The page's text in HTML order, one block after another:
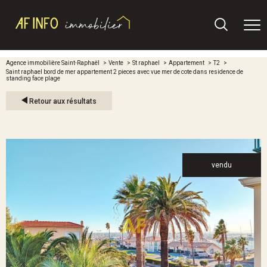
Agence immobilière Saint-Raphaël Vente St raphael Appartement
T2
Saint raphael bord de mer appartement 2 pieces avec vue mer de cote dans residence de
standing face plage
Retour aux résultats
vendu